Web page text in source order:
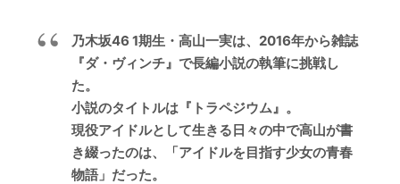
乃木坂46 1期生・高山一実は、2016年から雑誌
『ダ・ヴィンチ』で長編小説の執筆に挑戦し
た。
小説のタイトルは『トラペジウム』。
現役アイドルとして生きる日々の中で高山が書
き綴ったのは、「アイドルを目指す少女の青春
物語」だった。